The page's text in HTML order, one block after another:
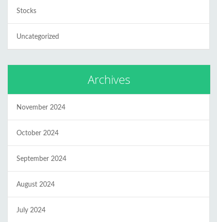
Stocks
Uncategorized
Archives
November 2024
October 2024
September 2024
August 2024
July 2024